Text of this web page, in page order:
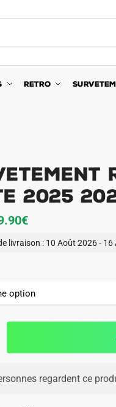
RETRO
2025
€Le
89.90€.
livraison : 10 Août 2026 -
regardent ce